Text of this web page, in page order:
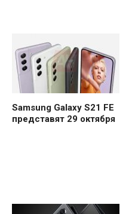
Samsung Galaxy S21 FE
представят 29 октября